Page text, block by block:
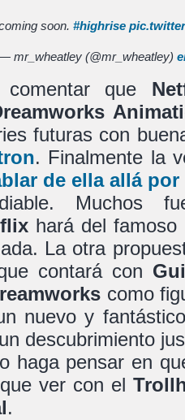
soon.#highrise
mr_wheatley (@mr_wheatley)
comentar que
futuras con
. Finalmente la
de ella allá por
Muchos
hará del famoso
La otra
contará con
como
nuevo y
descubrimiento
haga pensar en
ver con el
.